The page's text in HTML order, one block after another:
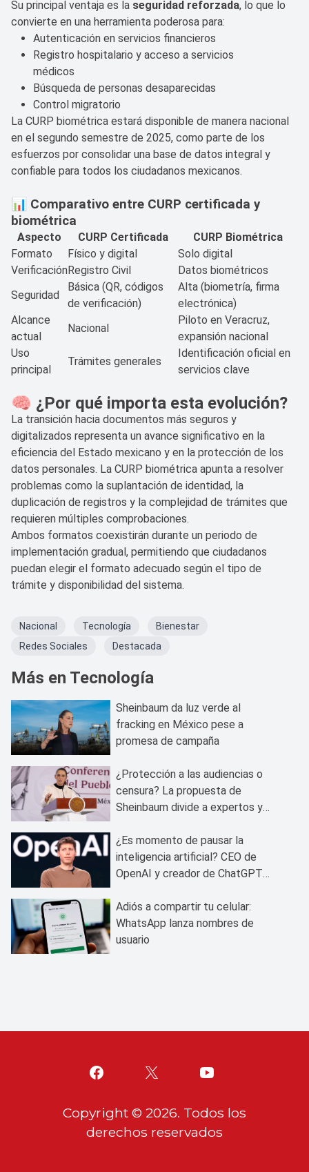
Su principal ventaja es la seguridad reforzada, lo que lo
convierte en una herramienta poderosa para:
Autenticación en servicios financieros
Registro hospitalario y acceso a servicios
médicos
Búsqueda de personas desaparecidas
Control migratorio
La CURP biométrica estará disponible de manera nacional
en el segundo semestre de 2025, como parte de los
esfuerzos por consolidar una base de datos integral y
confiable para todos los ciudadanos mexicanos.
📊 Comparativo entre CURP certificada y
biométrica
Aspecto CURP Certificada
CURP Biométrica
Formato
Físico y digital
Solo digital
VerificaciónRegistro Civil
Datos biométricos
Seguridad
Básica (QR, códigos
de verificación)
Alta (biometría, firma
electrónica)
Alcance
actual
Nacional
Piloto en Veracruz,
expansión nacional
Uso
principal
Trámites generales
Identificación oficial en
servicios clave
🧠 ¿Por qué importa esta evolución?
La transición hacia documentos más seguros y
digitalizados representa un avance significativo en la
eficiencia del Estado mexicano y en la protección de los
datos personales. La CURP biométrica apunta a resolver
problemas como la suplantación de identidad, la
duplicación de registros y la complejidad de trámites que
requieren múltiples comprobaciones.
Ambos formatos coexistirán durante un periodo de
implementación gradual, permitiendo que ciudadanos
puedan elegir el formato adecuado según el tipo de
trámite y disponibilidad del sistema.
Nacional Tecnología
Bienestar
Redes Sociales
Destacada
Más en Tecnología
Sheinbaum da luz verde al
fracking en México pese a
promesa de campaña
¿Protección a las audiencias o
censura? La propuesta de
Sheinbaum divide a expertos y
¿Es momento de pausar la
inteligencia artificial? CEO de
OpenAI y creador de ChatGPT
Adiós a compartir tu celular:
WhatsApp lanza nombres de
usuario
Copyright © 2026. Todos los
derechos reservados